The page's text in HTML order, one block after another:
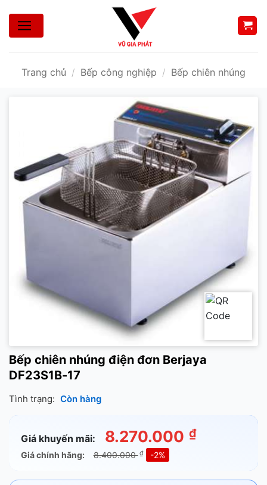
nội
Trang chủ / Bếp công nghiệp / Bếp chiên nhúng
Bếp chiên nhúng điện đơn Berjaya
DF23S1B-17
Tình trạng: Còn hàng
Giá khuyến mãi: 8.270.000 ₫
Giá chính hãng: 8.400.000₫ -2%